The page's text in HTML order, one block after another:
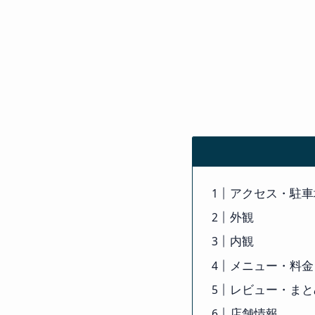
アクセス・駐
外観
内観
メニュー・料金
レビュー・ま